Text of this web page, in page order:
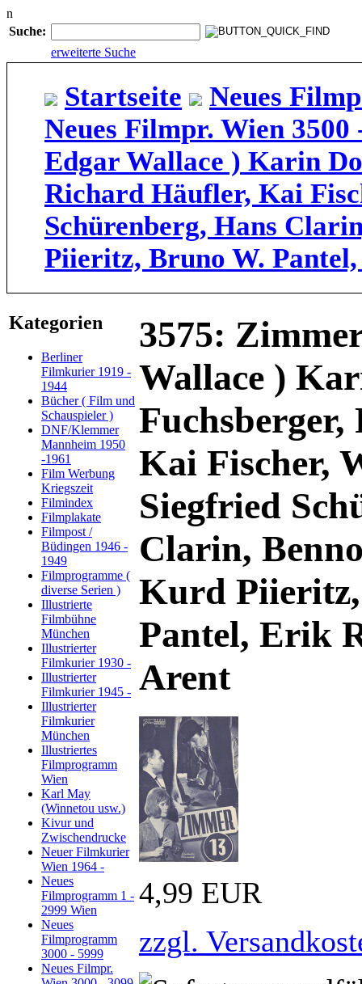
n
Suche:
erweiterte Suche
Startseite
Neues
Neues Filmpr. Wien 3500
Edgar Wallace ) Karin
Richard Häufler, Kai
Schürenberg, Hans
Piieritz, Bruno W.
Kategorien
Berliner
Filmkurier 1919 -
1944
Bücher ( Film und
Schauspieler )
DNF/Klemmer
Mannheim 1950
-1961
Film Werbung
Kriegszeit
Filmindex
Filmplakate
Filmpost /
Büdingen 1946 -
1949
Filmprogramme (
diverse Serien )
Illustrierte
Filmbühne
München
Illustrierter
Filmkurier 1930 -
Illustrierter
Filmkurier 1945 -
Illustrierter
Filmkurier
München
Illustriertes
Filmprogramm
Wien
Karl May
(Winnetou usw.)
Kivur und
Zwischendrucke
Neuer Filmkurier
Wien 1964 -
Neues
Filmprogramm 1 -
2999 Wien
Neues
Filmprogramm
3000 - 5999
Neues Filmpr.
3575:
Wallace )
Kai Fischer,
Siegfried
Clarin,
Kurd
Pantel, Erik
Arent
4,99 EUR
zzgl.